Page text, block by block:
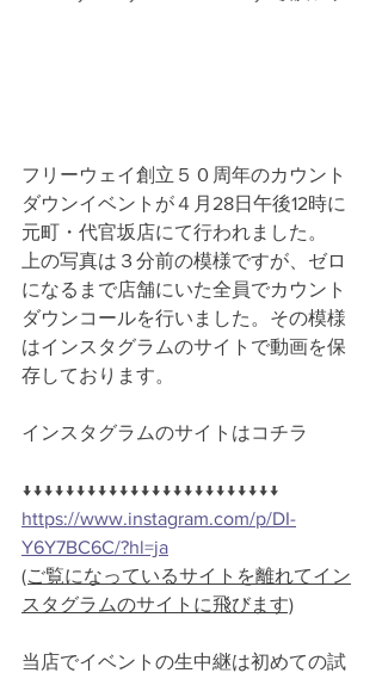
フリーウェイ創立５０周年のカウント
ダウンイベントが４月28日午後12時に
元町・代官坂店にて行われました。
上の写真は３分前の模様ですが、ゼロ
になるまで店舗にいた全員でカウント
ダウンコールを行いました。その模様
はインスタグラムのサイトで動画を保
存しております。
インスタグラムのサイトはコチラ
↓↓↓↓↓↓↓↓↓↓↓↓↓↓↓↓↓↓↓↓↓↓↓↓
https://www.instagram.com/p/DI-
Y6Y7BC6C/?hl=ja
(ご覧になっているサイトを離れてイン
スタグラムのサイトに飛びます)
当店でイベントの生中継は初めての試